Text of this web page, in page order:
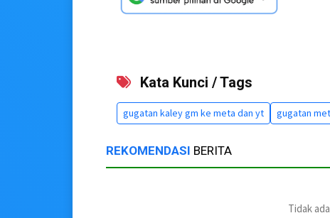
Kata Kunci / Tags
gugatan kaley gm ke meta dan yt gugatan
REKOMENDASI BERITA
Tidak